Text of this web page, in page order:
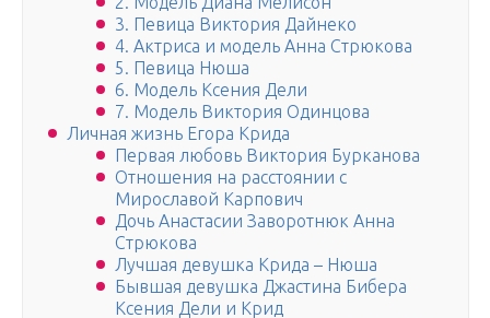
3. Певица Виктория Дайнеко
4. Актриса и модель Анна Стрюкова
5. Певица Нюша
6. Модель Ксения Дели
7. Модель Виктория Одинцова
Личная жизнь Егора Крида
Первая любовь Виктория Бурканова
Отношения на расстоянии с
Мирославой Карпович
Дочь Анастасии Заворотнюк Анна
Стрюкова
Лучшая девушка Крида – Нюша
Бывшая девушка Джастина Бибера
Ксения Дели и Крид